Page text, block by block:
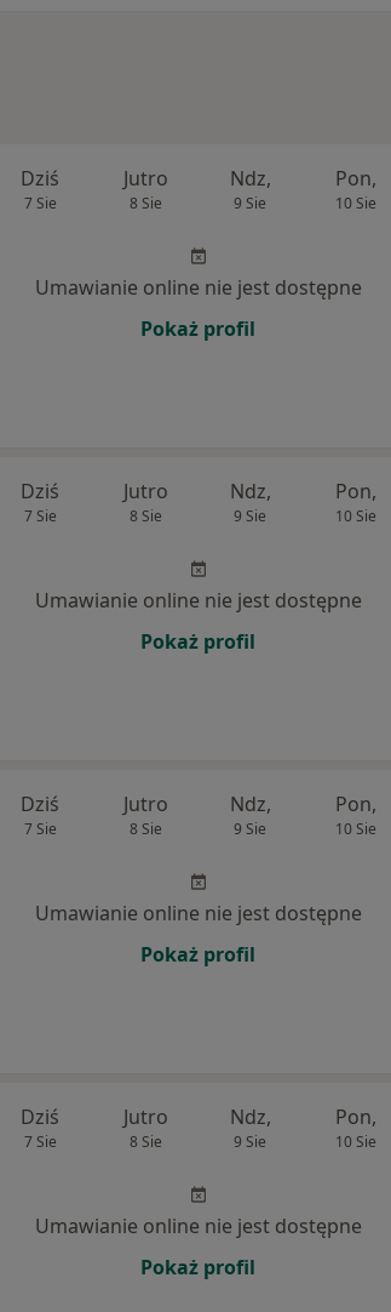
Dziś
7 Sie
Jutro
8 Sie
Ndz,
9 Sie
Pon,
10 Sie
Umawianie online nie jest dostępne
Pokaż profil
Dziś
7 Sie
Jutro
8 Sie
Ndz,
9 Sie
Pon,
10 Sie
Umawianie online nie jest dostępne
Pokaż profil
Dziś
7 Sie
Jutro
8 Sie
Ndz,
9 Sie
Pon,
10 Sie
Umawianie online nie jest dostępne
Pokaż profil
Dziś
7 Sie
Jutro
8 Sie
Ndz,
9 Sie
Pon,
10 Sie
Umawianie online nie jest dostępne
Pokaż profil